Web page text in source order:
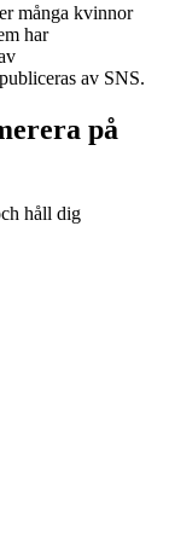
många kvinnor
har
av SNS.
på
håll dig